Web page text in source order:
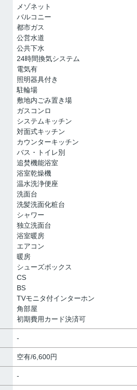
メゾネット
バルコニー
都市ガス
公営水道
公共下水
24時間換気システム
電気有
照明器具付き
駐輪場
敷地内ごみ置き場
ガスコンロ
システムキッチン
対面式キッチン
カウンターキッチン
バス・トイレ別
追焚機能浴室
浴室乾燥機
温水洗浄便座
洗面台
洗髪洗面化粧台
シャワー
独立洗面台
浴室暖房
エアコン
暖房
シューズボックス
CS
BS
TVモニタ付インターホン
角部屋
初期費用カード決済可
-
空有/6,600円
-